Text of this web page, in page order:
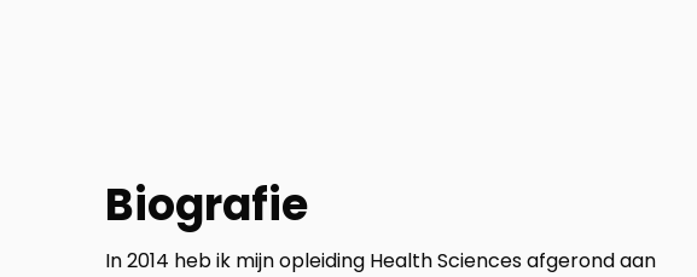
Biografie
In 2014 heb ik mijn opleiding Health Sciences afgerond aan